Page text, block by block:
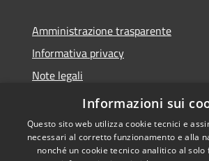
Amministrazione trasparente
Informativa privacy
Note legali
Dichiarazione di accessibilità
Informazioni sui
Questo sito web utilizza cookie tecnici e
necessari al corretto funzionamento e alla
nonché un cookie tecnico analitico al